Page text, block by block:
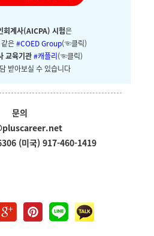
계사(AICPA) 시험은
같은#COED Group(☜클릭)
교육기관#캐플리(☜클릭)
받아보실 수 있습니다
문의
(미국) 917-460-1419